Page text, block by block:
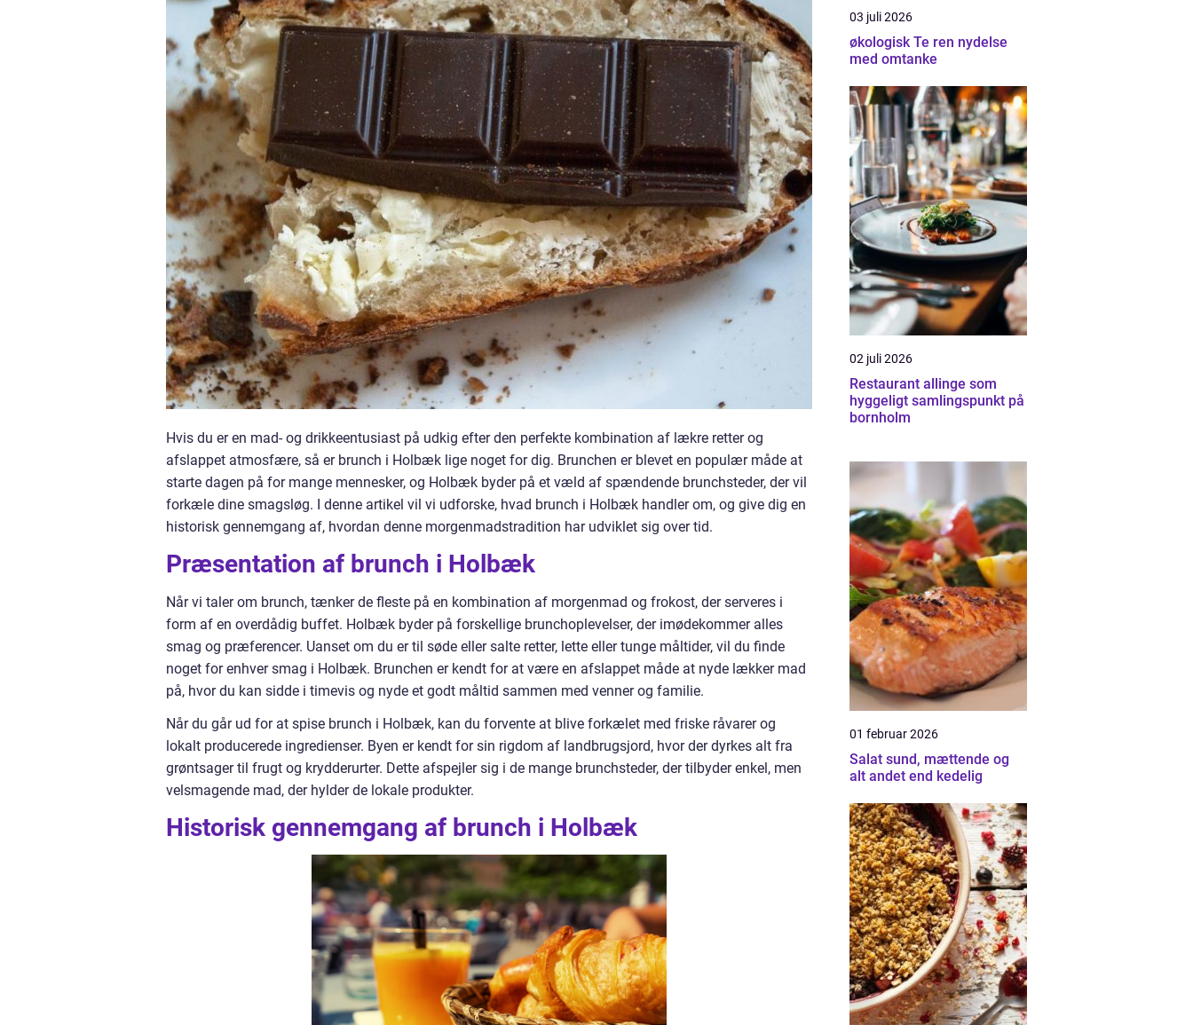
Hvis du er en mad- og drikkeentusiast på udkig efter den perfekte kombination af lækre retter og
afslappet atmosfære, så er brunch i Holbæk lige noget for dig. Brunchen er blevet en populær måde at
starte dagen på for mange mennesker, og Holbæk byder på et væld af spændende brunchsteder, der vil
forkæle dine smagsløg. I denne artikel vil vi udforske, hvad brunch i Holbæk handler om, og give dig en
historisk gennemgang af, hvordan denne morgenmadstradition har udviklet sig over tid.
Præsentation af brunch i Holbæk
Når vi taler om brunch, tænker de fleste på en kombination af morgenmad og frokost, der serveres i
form af en overdådig buffet. Holbæk byder på forskellige brunchoplevelser, der imødekommer alles
smag og præferencer. Uanset om du er til søde eller salte retter, lette eller tunge måltider, vil du finde
noget for enhver smag i Holbæk. Brunchen er kendt for at være en afslappet måde at nyde lækker mad
på, hvor du kan sidde i timevis og nyde et godt måltid sammen med venner og familie.
Når du går ud for at spise brunch i Holbæk, kan du forvente at blive forkælet med friske råvarer og
lokalt producerede ingredienser. Byen er kendt for sin rigdom af landbrugsjord, hvor der dyrkes alt fra
grøntsager til frugt og krydderurter. Dette afspejler sig i de mange brunchsteder, der tilbyder enkel, men
velsmagende mad, der hylder de lokale produkter.
Historisk gennemgang af brunch i Holbæk
03 juli 2026
økologisk Te ren nydelse
med omtanke
02 juli 2026
Restaurant allinge som
hyggeligt samlingspunkt på
bornholm
01 februar 2026
Salat sund, mættende og
alt andet end kedelig